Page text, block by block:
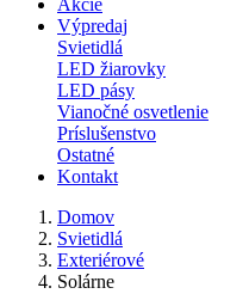
Akcie
Výpredaj
Svietidlá
LED žiarovky
LED pásy
Vianočné osvetlenie
Príslušenstvo
Ostatné
Kontakt
Domov
Svietidlá
Exteriérové
Solárne